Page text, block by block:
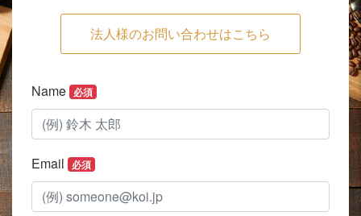
法人様のお問い合わせはこちら
Name 必須
Email 必須